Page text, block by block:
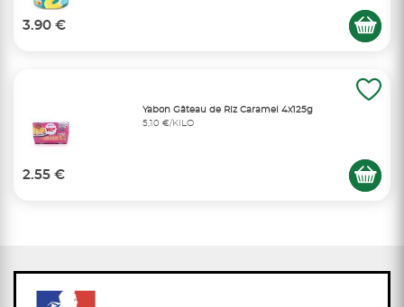
3.90 €
Yabon Gâteau de Riz Caramel 4x125g
5,10 €/KILO
2.55 €